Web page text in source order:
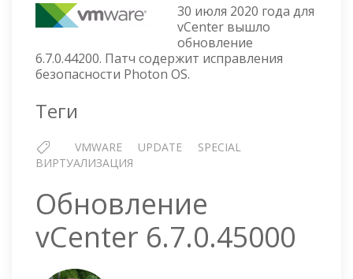
30 июля 2020 года для
vCenter вышло
обновление
6.7.0.44200. Патч содержит исправления
безопасности Photon OS.
Теги
VMWARE UPDATE
SPECIAL
ВИРТУАЛИЗАЦИЯ
Обновление
vCenter 6.7.0.45000